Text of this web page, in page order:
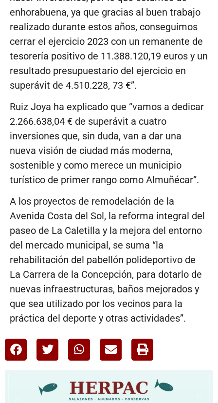
enhorabuena, ya que gracias al buen trabajo
realizado durante estos años, conseguimos
cerrar el ejercicio 2023 con un remanente de
tesorería positivo de 11.388.120,19 euros y un
resultado presupuestario del ejercicio en
superávit de 4.510.228, 73 €”.
Ruiz Joya ha explicado que “vamos a dedicar
2.266.638,04 € de superávit a cuatro
inversiones que, sin duda, van a dar una
nueva visión de ciudad más moderna,
sostenible y como merece un municipio
turístico de primer rango como Almuñécar”.
A los proyectos de remodelación de la
Avenida Costa del Sol, la reforma integral del
paseo de La Caletilla y la mejora del entorno
del mercado municipal, se suma “la
rehabilitación del pabellón polideportivo de
La Carrera de la Concepción, para dotarlo de
nuevas infraestructuras, baños mejorados y
que sea utilizado por los vecinos para la
práctica del deporte y otras actividades”.